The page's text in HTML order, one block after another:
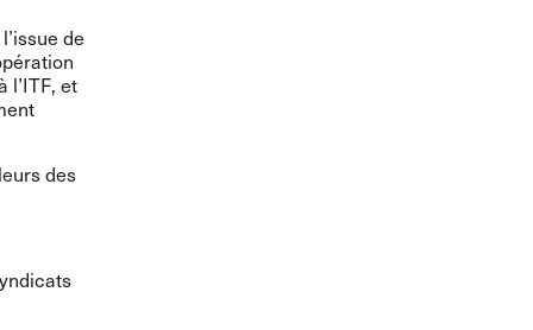
de
l’ITF, et
des